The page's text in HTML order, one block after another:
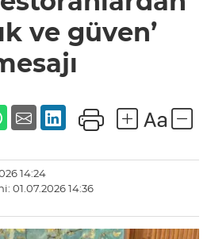
ve güven’
14:24
01.07.2026 14:36